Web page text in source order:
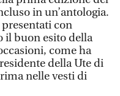
in un’antologia.
con
il buon esito della
come ha
della Ute di
nelle vesti di